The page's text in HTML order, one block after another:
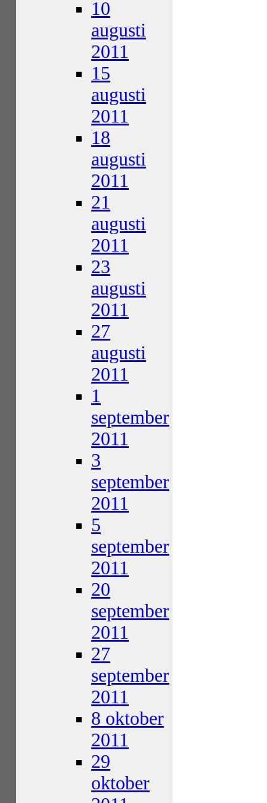
10
augusti
2011
15
augusti
2011
18
augusti
2011
21
augusti
2011
23
augusti
2011
27
augusti
2011
1
september
2011
3
september
2011
5
september
2011
20
september
2011
27
september
2011
8 oktober
2011
29
oktober